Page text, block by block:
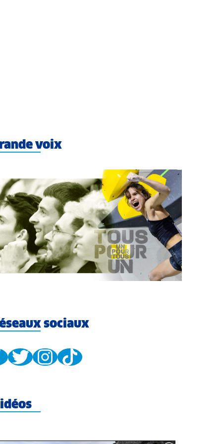
voix
sociaux